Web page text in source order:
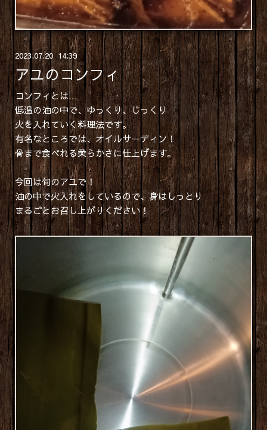
2023.07.20 14:39
アユのコンフィ
コンフィとは…
低温の油の中で、ゆっくり、じっくり
火を入れていく料理法です。
有名なところでは、オイルサーディン！
骨まで食べれる柔らかさに仕上げます。
今回は旬のアユで！
油の中で火入れをしているので、身はしっとり
まるごとお召し上がりください！